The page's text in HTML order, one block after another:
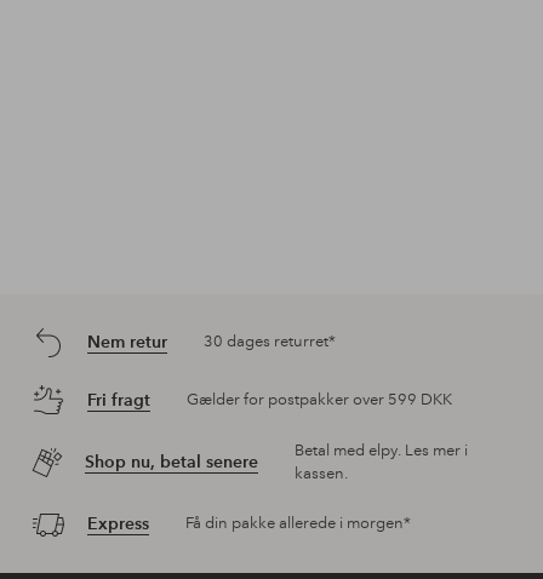
Nem retur 30 dages returret*
Fri fragt Gælder for postpakker over 599 DKK
Shop nu, betal senere
Betal med elpy. Les mer i
kassen.
Express Få din pakke allerede i morgen*